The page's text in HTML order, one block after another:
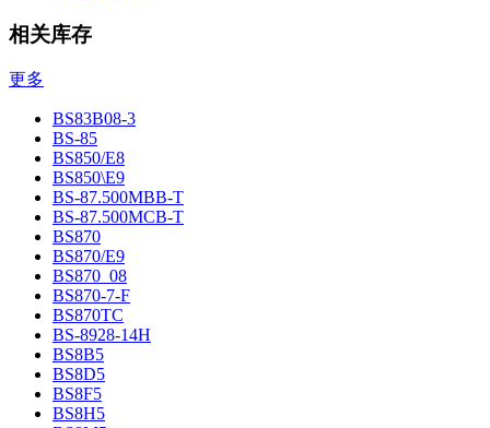
相关库存
更多
BS83B08-3
BS-85
BS850/E8
BS850\E9
BS-87.500MBB-T
BS-87.500MCB-T
BS870
BS870/E9
BS870_08
BS870-7-F
BS870TC
BS-8928-14H
BS8B5
BS8D5
BS8F5
BS8H5